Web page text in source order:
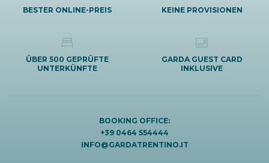
BESTER ONLINE-PREIS KEINE PROVISIONEN
ÜBER 500 GEPRÜFTE
UNTERKÜNFTE
GARDA GUEST CARD
INKLUSIVE
BOOKING OFFICE:
+39 0464 554444
INFO@GARDATRENTINO.IT